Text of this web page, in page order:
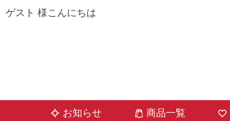
ゲスト 様こんにちは
お知らせ 商品一覧